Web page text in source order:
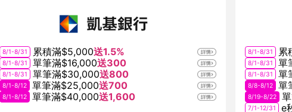
8/1-8/31 累積滿$5,000送1.5%
8/1-8/31 單筆滿$16,000送300
8/1-8/31 單筆滿$30,000送800
8/1-8/12 單筆滿$25,000送700
8/1-8/12 單筆滿$40,000送1,600
8/1-8/31 累
8/1-8/31 單
8/1-8/31 單
8/8-8/12 單
8/19-8/22
7/1-12/31 e